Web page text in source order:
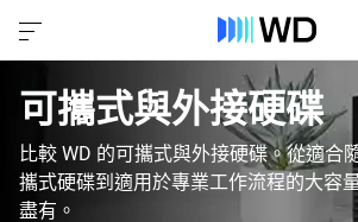
可攜式與外接硬碟
比較 WD 的可攜式與外接硬碟。從適合
攜式硬碟到適用於專業工作流程的大容
盡有。